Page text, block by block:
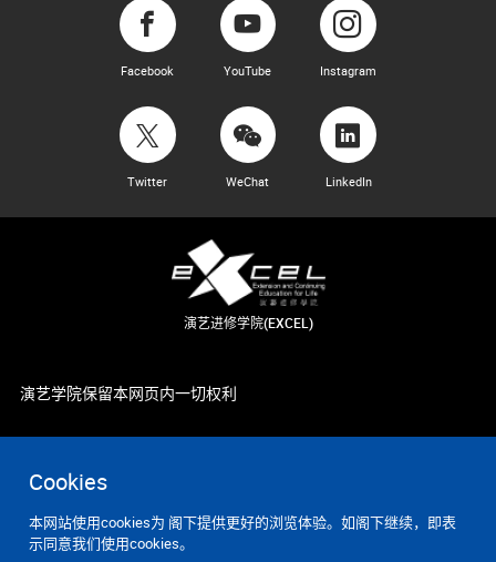
Cookies
本网站使用cookies为 阁下提供更好的浏览体验。如阁下继续，即表
示同意我们使用cookies。
Facebook YouTube Instagram
Twitter WeChat LinkedIn
演艺进修学院(EXCEL)
演艺学院保留本网页内一切权利